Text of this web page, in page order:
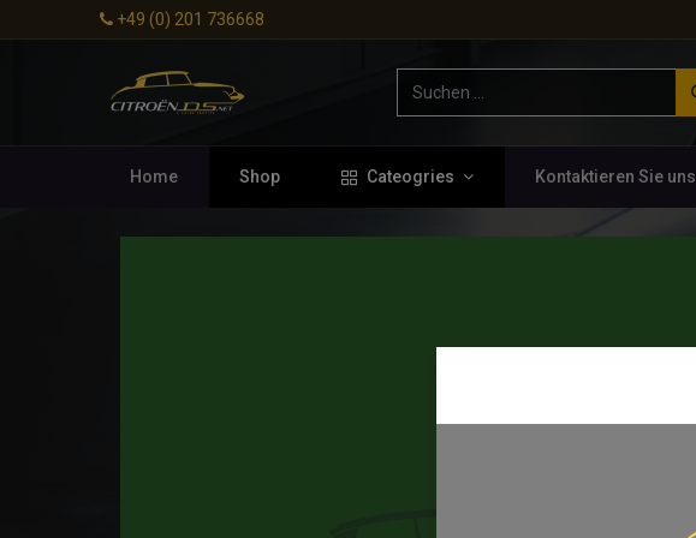
+49 (0) 201 736668
Home Shop Cateogries Kontaktieren Sie uns